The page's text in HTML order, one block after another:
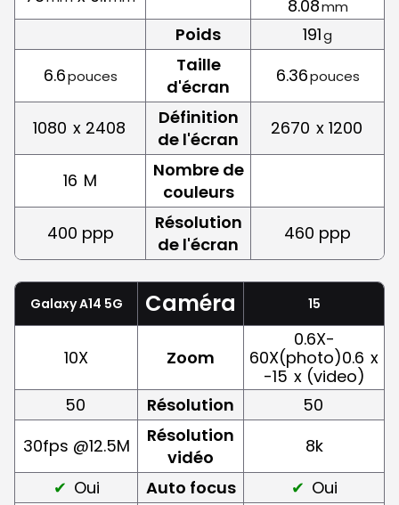
8.08mm
Poids 191g
6.6pouces
Taille
d'écran
6.36pouces
1080 x 2408
Définition
de l'écran
2670 x 1200
16 M
Nombre de
couleurs
400 ppp
Résolution
de l'écran
460 ppp
Galaxy A14 5G Caméra 15
10X Zoom
0.6X-
60X(photo)0.6 x
-15 x (video)
50
Résolution
50
30fps @12.5M
Résolution
vidéo
8k
Oui
Auto focus
Oui